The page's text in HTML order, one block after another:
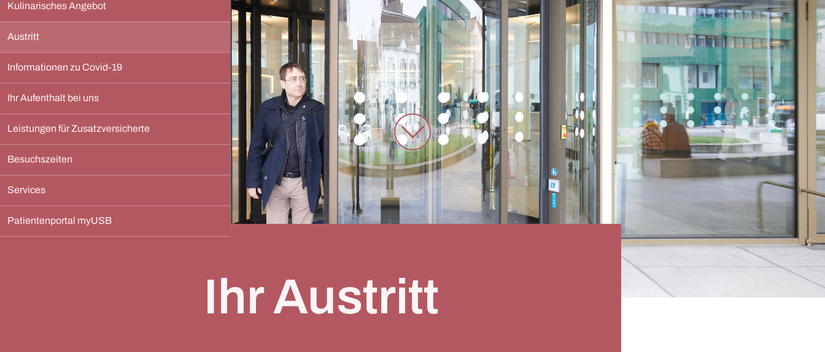
Kulinarisches Angebot
Austritt
Informationen zu Covid-19
Ihr Aufenthalt bei uns
Leistungen für Zusatzversicherte
Besuchszeiten
Services
Patientenportal myUSB
Ihr Austritt